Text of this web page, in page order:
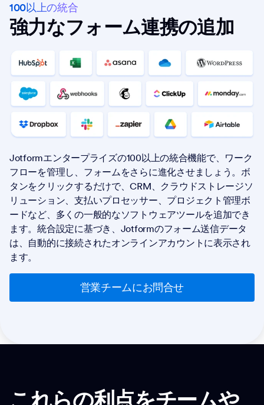
100以上の統合
強力なフォーム連携の追加
Jotformエンタープライズの100以上の統合機能で、ワーク
フローを管理し、フォームをさらに進化させましょう。ボ
タンをクリックするだけで、CRM、クラウドストレージソ
リューション、支払いプロセッサー、プロジェクト管理ボ
ードなど、多くの一般的なソフトウェアツールを追加でき
ます。統合設定に基づき、Jotformのフォーム送信データ
は、自動的に接続されたオンラインアカウントに表示され
ます。
営業チームにお問合せ